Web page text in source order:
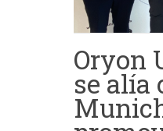
Oryon
se alía